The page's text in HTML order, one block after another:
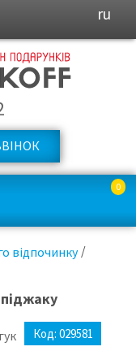
ru
0
відпочинку
Код: 029581